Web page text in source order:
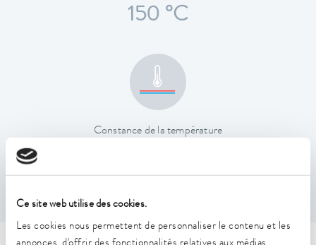
Ce site web utilise des cookies.
Les cookies nous permettent de personnaliser le contenu et les
150 °C
Constance de la température